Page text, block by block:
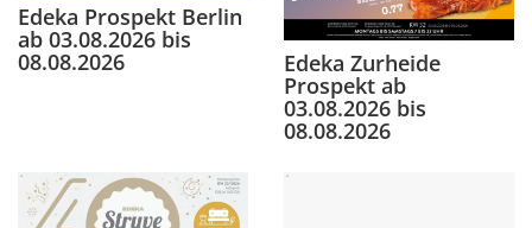
Edeka Prospekt Berlin
ab 03.08.2026 bis
08.08.2026 Edeka Zurheide
Prospekt ab
03.08.2026 bis
08.08.2026